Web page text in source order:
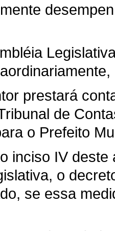
prestará
de
o Prefeito
inciso IV
o
se essa